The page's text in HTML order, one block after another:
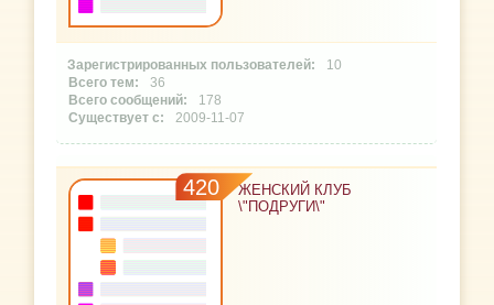
10
36
178
2009-11-07
420
ЖЕНСКИЙ КЛУБ
\"ПОДРУГИ\"